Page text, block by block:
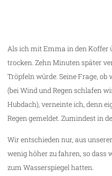
Als ich mit Emma in den Koffer
trocken. Zehn Minuten später
Tröpfeln würde. Seine Frage,
(bei Wind und Regen schlafen
Hubdach), verneinte ich, denn
Regen gemeldet. Zumindest in
Wir entschieden nur, aus
wenig höher zu fahren, so dass
zum Wasserspiegel hatten.